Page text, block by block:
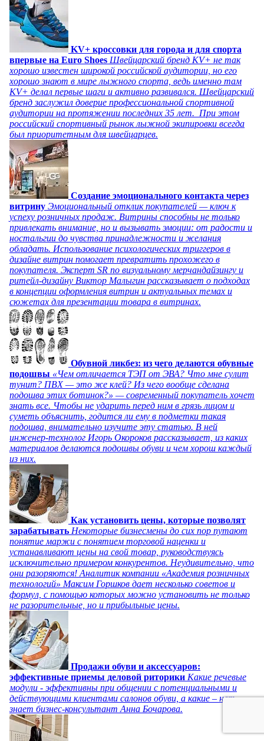
KV+ кроссовки для города и для спорта
впервые на Euro Shoes Швейцарский бренд KV+ не так
хорошо известен широкой российской аудитории, но его
хорошо знают в мире лыжного спорта, ведь именно там
KV+ делал первые шаги и активно развивался. Швейцарский
бренд заслужил доверие профессиональной спортивной
аудитории на протяжении последних 35 лет. При этом
российский спортивный рынок лыжной экипировки всегда
был приоритетным для швейцарцев.
Создание эмоционального контакта через
витрину Эмоциональный отклик покупателей — ключ к
успеху розничных продаж. Витрины способны не только
привлекать внимание, но и вызывать эмоции: от радости и
ностальгии до чувства принадлежности и желания
обладать. Использование психологических триггеров в
дизайне витрин помогает превратить прохожего в
покупателя. Эксперт SR по визуальному мерчандайзингу и
ритейл-дизайну Виктор Малыгин рассказывает о подходах
в концепции оформления витрин и актуальных темах и
сюжетах для презентации товара в витринах.
Обувной ликбез: из чего делаются обувные
подошвы «Чем отличается ТЭП от ЭВА? Что мне сулит
тунит? ПВХ — это же клей? Из чего вообще сделана
подошва этих ботинок?» — современный покупатель хочет
знать все. Чтобы не ударить перед ним в грязь лицом и
суметь объяснить, годится ли ему в подметки такая
подошва, внимательно изучите эту статью. В ней
инженер-технолог Игорь Окороков рассказывает, из каких
материалов делаются подошвы обуви и чем хорош каждый
из них.
Как установить цены, которые позволят
зарабатывать Некоторые бизнесмены до сих пор путают
понятие маржи с понятием торговой наценки и
устанавливают цены на свой товар, руководствуясь
исключительно примером конкурентов. Неудивительно, что
они разоряются! Аналитик компании «Академия розничных
технологий» Максим Горшков дает несколько советов и
формул, с помощью которых можно установить не только
не разорительные, но и прибыльные цены.
Продажи обуви и аксессуаров:
эффективные приемы деловой риторики Какие речевые
модули - эффективны при общении с потенциальными и
действующими клиентами салонов обуви, а какие – нет,
знает бизнес-консультант Анна Бочарова.